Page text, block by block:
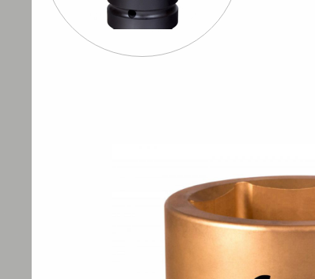
пневматические